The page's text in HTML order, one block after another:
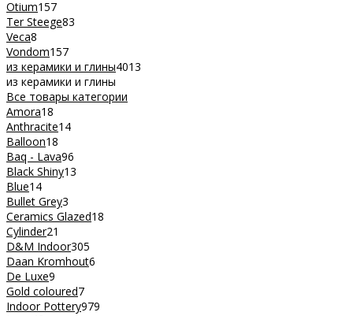
Otium157
Ter Steege83
Veca8
Vondom157
из керамики и глины4013
из керамики и глины
Все товары категории
Amora18
Anthracite14
Balloon18
Baq - Lava96
Black Shiny13
Blue14
Bullet Grey3
Ceramics Glazed18
Cylinder21
D&M Indoor305
Daan Kromhout6
De Luxe9
Gold coloured7
Indoor Pottery979